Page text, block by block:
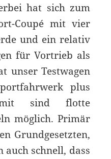
hat sich zum
Coupé mit vier
und ein relativ
für Vortrieb als
unser Testwagen
plus
sind flotte
möglich. Primär
Grundgesetzten,
auch schnell, dass